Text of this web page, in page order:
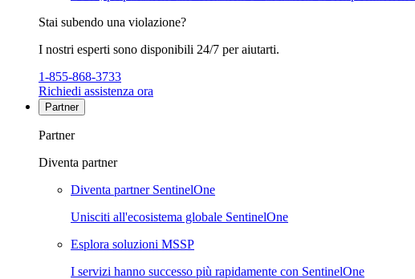
Stai subendo una violazione?
I nostri esperti sono disponibili 24/7 per aiutarti.
1-855-868-3733
Richiedi assistenza ora
Partner
Partner
Diventa partner
Diventa partner SentinelOne
Unisciti all'ecosistema globale SentinelOne
Esplora soluzioni MSSP
I servizi hanno successo più rapidamente con SentinelOne